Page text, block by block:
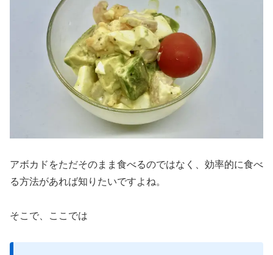
アボカドをただそのまま食べるのではなく、効率的に食べ
る方法があれば知りたいですよね。
そこで、ここでは